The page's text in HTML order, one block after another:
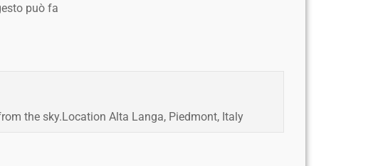
può fa
the sky.Location Alta Langa, Piedmont, Italy